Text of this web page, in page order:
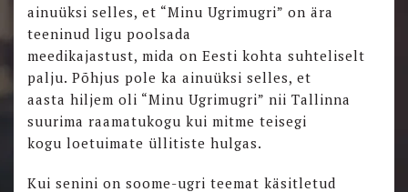
ainuüksi selles, et “Minu Ugrimugri” on ära
teeninud ligu poolsada
meedikajastust, mida on Eesti kohta suhteliselt
palju. Põhjus pole ka ainuüksi selles, et
aasta hiljem oli “Minu Ugrimugri” nii Tallinna
suurima raamatukogu kui mitme teisegi
kogu loetuimate üllitiste hulgas.
Kui senini on soome-ugri teemat käsitletud